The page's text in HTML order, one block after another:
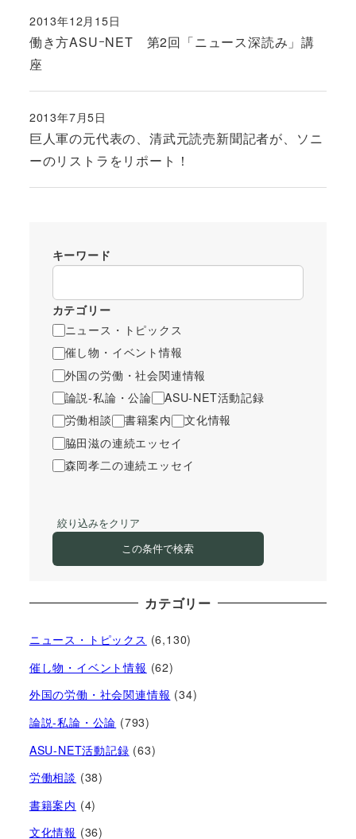
働き方ASUｰNET 第2回「ニュース深読み」講
座
投稿日
2013年12月15日
巨人軍の元代表の、清武元読売新聞記者が、ソニ
ーのリストラをリポート！
投稿日
2013年7月5日
キーワード
カテゴリー
ニュース・トピックス
催し物・イベント情報
外国の労働・社会関連情報
論説-私論・公論
ASU-NET活動記録
労働相談
書籍案内
文化情報
脇田滋の連続エッセイ
森岡孝二の連続エッセイ
絞り込みをクリア
この条件で検索
カテゴリー
ニュース・トピックス (6,130)
催し物・イベント情報 (62)
外国の労働・社会関連情報 (34)
論説-私論・公論 (793)
ASU-NET活動記録 (63)
労働相談 (38)
書籍案内 (4)
文化情報 (36)